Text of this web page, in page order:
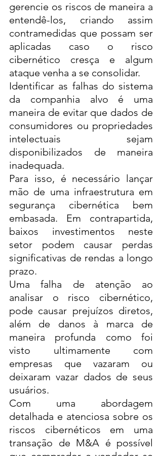
gerencie os riscos de maneira a
entendê-los, criando assim
contramedidas que possam ser
aplicadas caso o risco
cibernético cresça e algum
ataque venha a se consolidar.
Identificar as falhas do sistema
da companhia alvo é uma
maneira de evitar que dados de
consumidores ou propriedades
intelectuais sejam
disponibilizados de maneira
inadequada.
Para isso, é necessário lançar
mão de uma infraestrutura em
segurança cibernética bem
embasada. Em contrapartida,
baixos investimentos neste
setor podem causar perdas
significativas de rendas a longo
prazo.
Uma falha de atenção ao
analisar o risco cibernético,
pode causar prejuízos diretos,
além de danos à marca de
maneira profunda como foi
visto ultimamente com
empresas que vazaram ou
deixaram vazar dados de seus
usuários.
Com uma abordagem
detalhada e atenciosa sobre os
riscos cibernéticos em uma
transação de M&A é possível